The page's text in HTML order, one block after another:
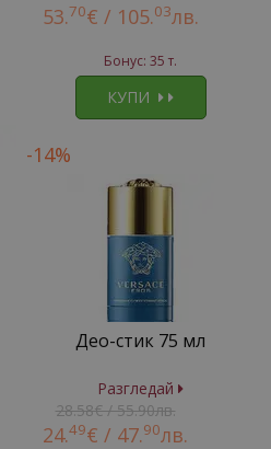
53.70€ / 105.03лв.
Бонус: 35 т.
КУПИ
-14%
Део-стик 75 мл
Разгледай
28.58€ / 55.90лв.
24.49€ / 47.90лв.